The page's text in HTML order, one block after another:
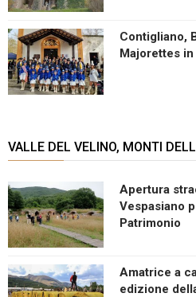
Contigliano,
Majorettes
VALLE DEL VELINO, MONTI
Apertura
Vespasiano
Patrimonio
Amatrice a
edizione